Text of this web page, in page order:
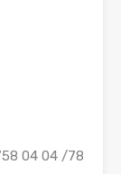
04 04 /78